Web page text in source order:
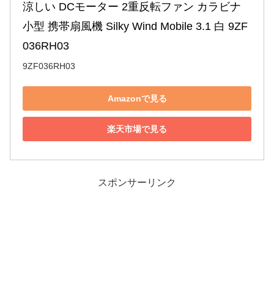
涼しい DCモーター 2重反転ファン カラビナ
小型 携帯扇風機 Silky Wind Mobile 3.1 白 9ZF
036RH03
9ZF036RH03
Amazonで見る
楽天市場で見る
スポンサーリンク